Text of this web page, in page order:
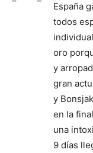
España
todos
oro
y
gran
y
en la
una
9 días